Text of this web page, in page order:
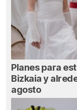
Planes para
Bizkaia y
agosto